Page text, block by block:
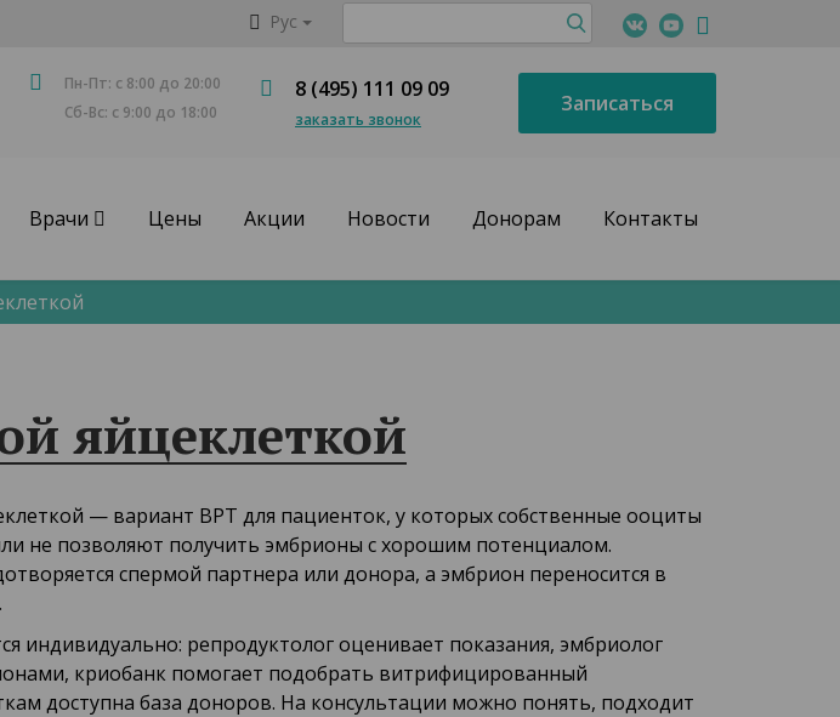
Рус
Пн-Пт: с 8:00 до 20:00
Сб-Вс: с 9:00 до 18:00
8 (495) 111 09 09
заказать звонок
Записаться
Врачи Цены Акции Новости Донорам Контакты
яйцеклеткой
— вариант ВРТ для пациенток, у которых собственные ооциты
не позволяют получить эмбрионы с хорошим потенциалом.
спермой партнера или донора, а эмбрион переносится в
индивидуально: репродуктолог оценивает показания, эмбриолог
криобанк помогает подобрать витрифицированный
доступна база доноров. На консультации можно понять, подходит